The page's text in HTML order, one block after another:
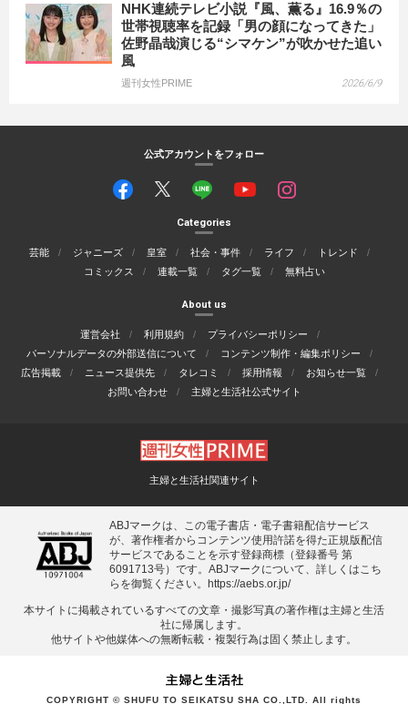
NHK連続テレビ小説『風、薫る』16.9％の
世帯視聴率を記録「男の顔になってきた」
佐野晶哉演じる“シマケン”が吹かせた追い
風
週刊女性PRIME 2026/6/9
公式アカウントをフォロー
Categories
芸能 ジャニーズ 皇室 社会・事件 ライフ
トレンド
コミックス
連載一覧 タグ一覧 無料占い
About us
運営会社 利用規約
プライバシーポリシー
パーソナルデータの外部送信について
コンテンツ制作・編集ポリシー
広告掲載
ニュース提供先 タレコミ 採用情報
お知らせ一覧
お問い合わせ
主婦と生活社公式サイト
主婦と生活社関連サイト
ABJマークは、この電子書店・電子書籍配信サービス
が、著作権者からコンテンツ使用許諾を得た正規版配信
サービスであることを示す登録商標（登録番号 第
6091713号）です。ABJマークについて、詳しくはこち
らを御覧ください。
https://aebs.or.jp/
本サイトに掲載されているすべての⽂章・撮影写真の著作権は主婦と⽣活
社に帰属します。
他サイトや他媒体への無断転載・複製⾏為は固く禁⽌します。
COPYRIGHT © SHUFU TO SEIKATSU SHA CO.,LTD. All rights